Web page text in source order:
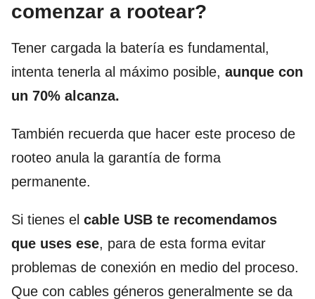
comenzar a rootear?
Tener cargada la batería es fundamental,
intenta tenerla al máximo posible, aunque con
un 70% alcanza.
También recuerda que hacer este proceso de
rooteo anula la garantía de forma
permanente.
Si tienes el cable USB te recomendamos
que uses ese, para de esta forma evitar
problemas de conexión en medio del proceso.
Que con cables géneros generalmente se da